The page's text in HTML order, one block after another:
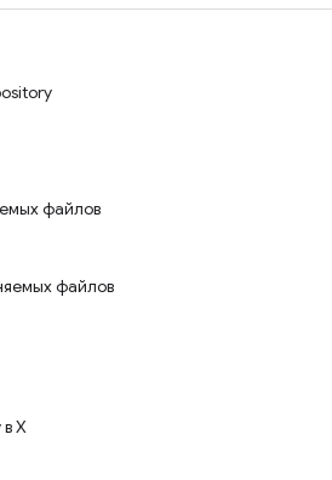
файлов
файлов
X